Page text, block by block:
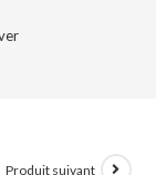
Produit suivant